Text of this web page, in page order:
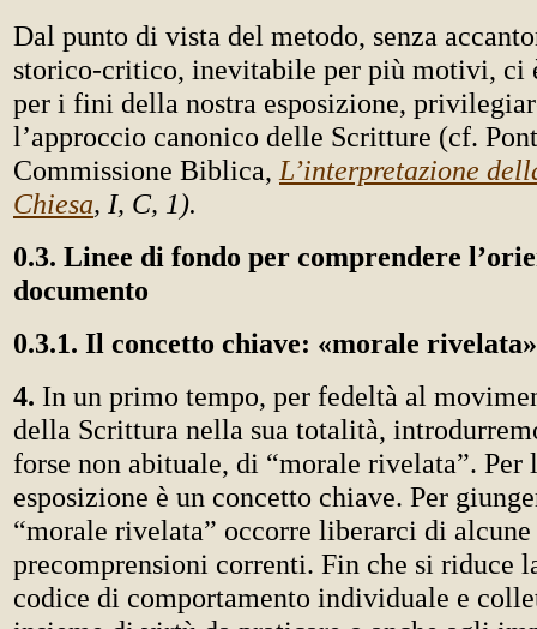
Dal punto di vista del metodo, senza
storico-critico, inevitabile per più motivi, ci
per i fini della nostra esposizione,
l’approccio canonico delle Scritture (cf.
Commissione Biblica, L’interpretazione
Chiesa, I, C, 1).
0.3. Linee di fondo per comprendere
documento
0.3.1. Il concetto chiave: «morale rivelata»
4. In un primo tempo, per fedeltà al
della Scrittura nella sua totalità,
forse non abituale, di “morale rivelata”. Per
esposizione è un concetto chiave. Per
“morale rivelata” occorre liberarci di alcune
precomprensioni correnti. Fin che si riduce
codice di comportamento individuale e